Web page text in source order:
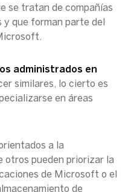
se tratan de compañías
que forman parte del
administrados en
similares, lo cierto es
en áreas
a la
otros pueden priorizar la
de Microsoft o el
de